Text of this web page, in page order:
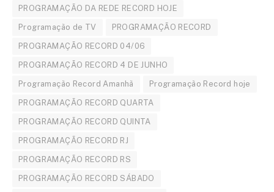
PROGRAMAÇÃO DA REDE RECORD HOJE
Programação de TV PROGRAMAÇÃO RECORD
PROGRAMAÇÃO RECORD 04/06
PROGRAMAÇÃO RECORD 4 DE JUNHO
Programação Record Amanhã Programação Record hoje
PROGRAMAÇÃO RECORD QUARTA
PROGRAMAÇÃO RECORD QUINTA
PROGRAMAÇÃO RECORD RJ
PROGRAMAÇÃO RECORD RS
PROGRAMAÇÃO RECORD SÁBADO